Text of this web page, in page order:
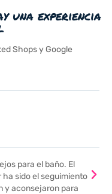
una experiencia
Shops y Google
para el baño. El
sido el seguimiento
aconsejaron para